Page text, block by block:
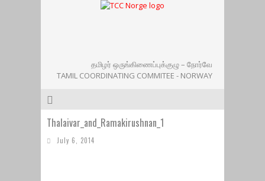
தமிழர் ஒருங்கிணைப்புக்குழு – நோர்வே
TAMIL COORDINATING COMMITEE - NORWAY
Thalaivar_and_Ramakirushnan_1
July 6, 2014